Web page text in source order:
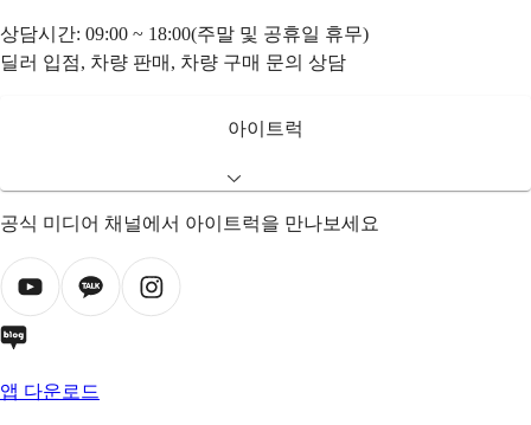
상담시간: 09:00 ~ 18:00(주말 및 공휴일 휴무)
딜러 입점, 차량 판매, 차량 구매 문의 상담
아이트럭
공식 미디어 채널에서 아이트럭을 만나보세요
앱 다운로드